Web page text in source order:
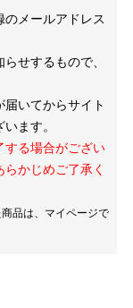
のメールアドレス
せするもので、
いてからサイト
ます。
する場合がござい
かじめご了承く
品は、マイページで